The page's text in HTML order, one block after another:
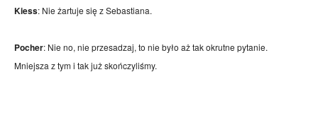
Kiess: Nie żartuje się z Sebastiana.
Pocher: Nie no, nie przesadzaj, to nie było aż tak okrutne pytanie.
Mniejsza z tym i tak już skończyliśmy.